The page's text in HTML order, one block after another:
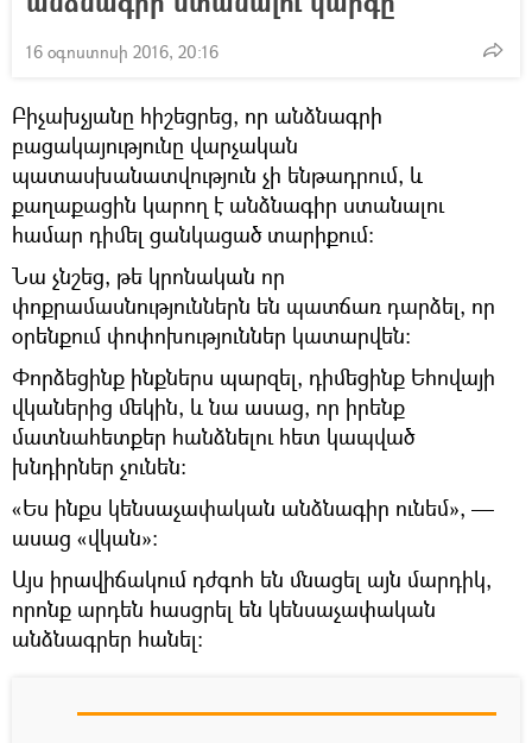
16 օգոստոսի 2016, 20:16
Բիչախչյանը հիշեցրեց, որ անձնագրի
բացակայությունը վարչական
պատասխանատվություն չի ենթադրում, և
քաղաքացին կարող է անձնագիր ստանալու
համար դիմել ցանկացած տարիքում:
Նա չնշեց, թե կրոնական որ
փոքրամասնություններն են պատճառ դարձել, որ
օրենքում փոփոխություններ կատարվեն։
Փորձեցինք ինքներս պարզել, դիմեցինք Եհովայի
վկաներից մեկին, և նա ասաց, որ իրենք
մատնահետքեր հանձնելու հետ կապված
խնդիրներ չունեն:
«Ես ինքս կենսաչափական անձնագիր ունեմ», —
ասաց «վկան»:
Այս իրավիճակում դժգոհ են մնացել այն մարդիկ,
որոնք արդեն հասցրել են կենսաչափական
անձնագրեր հանել: